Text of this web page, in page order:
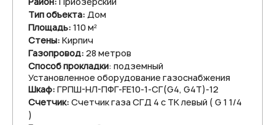
Тип объекта: Дом
Площадь: 110 м²
Стены: Кирпич
Газопровод: 28 метров
Способ прокладки: подземный
Установленное оборудование газоснабжения
Шкаф: ГРПШ-НЛ-ПФГ-FE10-1-СГ(G4, G4T)-12
Счетчик: Счетчик газа СГД 4 с ТК левый ( G 1 1/4
)